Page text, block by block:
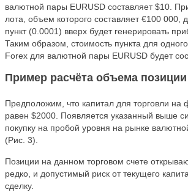
валютной пары EURUSD составляет $10.
лота, объем которого составляет €100 000,
пункт (0.0001) вверх будет генерировать
Таким образом, стоимость пункта для
Forex для валютной пары EURUSD будет
Пример расчёта объема позиции
Предположим, что капитал для торговли на
равен $2000. Появляется указанный выше
покупку на пробой уровня на рынке
(Рис. 3).
Позиции на данном торговом счете
редко, и допустимый риск от текущего
сделку.